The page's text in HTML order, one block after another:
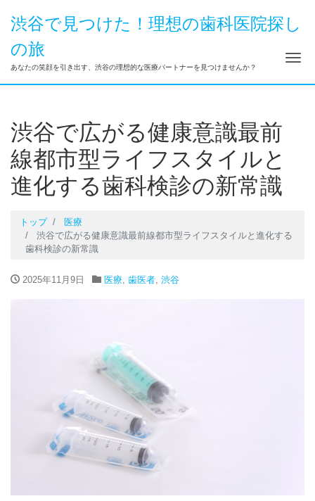
渋谷で見つけた！理想の歯科医院探し
の旅
あなたの笑顔を引き出す、渋谷の理想的な医療パートナーを見つけませんか？ ナ
渋谷で広がる健康意識最前
線都市型ライフスタイルと
進化する歯科検診の新常識
トップ
医療
渋谷で広がる健康意識最前線都市型ライフスタイルと進化する
歯科検診の新常識
2025年11月9日 医療, 歯医者, 渋谷